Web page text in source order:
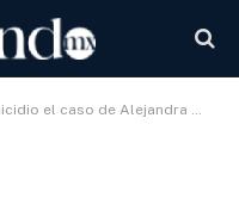
quien recibió nueve disparos en el Estado de México